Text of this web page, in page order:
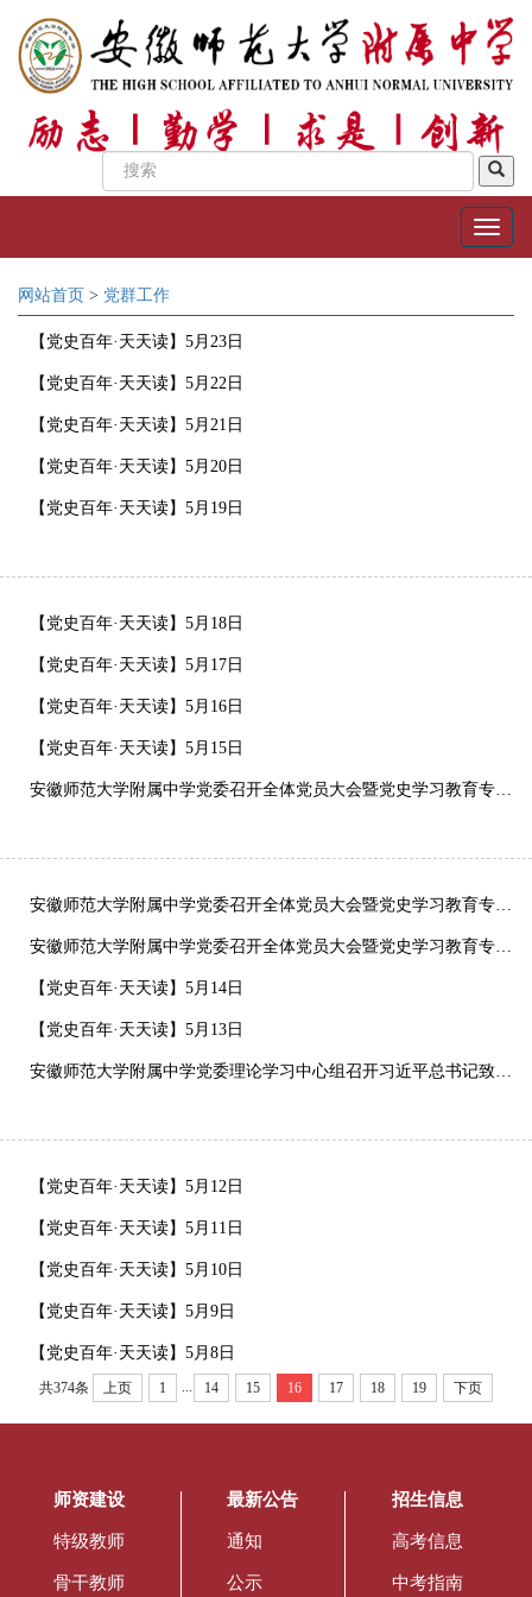
网站首页 > 党群工作
【党史百年·天天读】5月23日
【党史百年·天天读】5月22日
【党史百年·天天读】5月21日
【党史百年·天天读】5月20日
【党史百年·天天读】5月19日
【党史百年·天天读】5月18日
【党史百年·天天读】5月17日
【党史百年·天天读】5月16日
【党史百年·天天读】5月15日
安徽师范大学附属中学党委召开全体党员大会暨党史学习教育专题学习会
安徽师范大学附属中学党委召开全体党员大会暨党史学习教育专题学习会
安徽师范大学附属中学党委召开全体党员大会暨党史学习教育专题学习会
【党史百年·天天读】5月14日
【党史百年·天天读】5月13日
安徽师范大学附属中学党委理论学习中心组召开习近平总书记致厦门大学建校100周年贺信精神暨在清华大学考察时重要讲话精神的学习讨论会
【党史百年·天天读】5月12日
【党史百年·天天读】5月11日
【党史百年·天天读】5月10日
【党史百年·天天读】5月9日
【党史百年·天天读】5月8日
共374条 上页 1 14 15 16 17 18 19 下页
师资建设
特级教师
骨干教师
最新公告
通知
公示
招生信息
高考信息
中考指南